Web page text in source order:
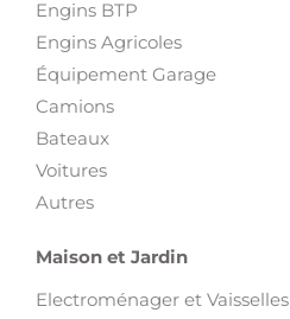
Engins BTP
Engins Agricoles
Équipement Garage
Camions
Bateaux
Voitures
Autres
Maison et Jardin
Electroménager et Vaisselles